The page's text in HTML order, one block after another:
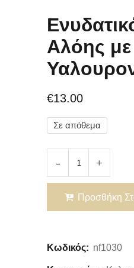
Αλόης με
€13.00
Σε απόθεμα
Προσθήκη
Κωδικός: nf1030